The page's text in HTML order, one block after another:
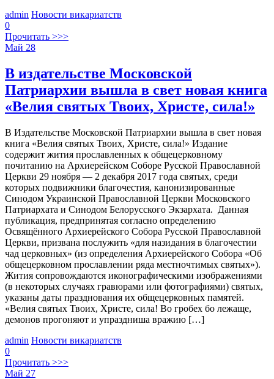
admin Новости викариатств
0
Прочитать >>>
Май 28
В издательстве Московской
Патриархии вышла в свет новая книга
«Велия святых Твоих, Христе, сила!»
В Издательстве Московской Патриархии вышла в свет новая
книга «Велия святых Твоих, Христе, сила!» Издание
содержит жития прославленных к общецерковному
почитанию на Архиерейском Соборе Русской Православной
Церкви 29 ноября — 2 декабря 2017 года святых, среди
которых подвижники благочестия, канонизированные
Синодом Украинской Православной Церкви Московского
Патриархата и Синодом Белорусского Экзархата. Данная
публикация, предпринятая согласно определению
Освящённого Архиерейского Собора Русской Православной
Церкви, призвана послужить «для назидания в благочестии
чад церковных» (из определения Архиерейского Собора «Об
общецерковном прославлении ряда местночтимых святых»).
Жития сопровождаются иконографическими изображениями
(в некоторых случаях гравюрами или фотографиями) святых,
указаны даты празднования их общецерковных памятей.
«Велия святых Твоих, Христе, сила! Во гробех бо лежаще,
демонов прогоняют и упраздниша вражию […]
admin Новости викариатств
0
Прочитать >>>
Май 27